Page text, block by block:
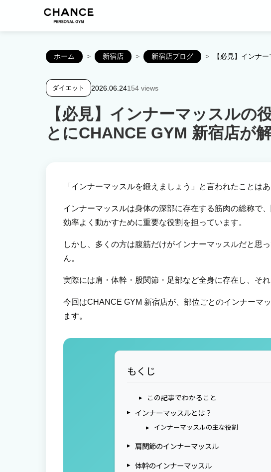
ホーム > 新宿店 > 新宿店ブログ > 【必見】インナ
ダイエット 2026.06.24154 views
【必見】インナーマッスルの
とにCHANCE GYM 新宿店が解
「インナーマッスルを鍛えましょう」と言われたことは
インナーマッスルは身体の深部に存在する筋肉の総称で
効率よく動かすために重要な役割を担っています。
しかし、多くの方は腹筋だけがインナーマッスルだと思
ん。
実際には肩・体幹・股関節・足部など全身に存在し、そ
今回はCHANCE GYM 新宿店が、部位ごとのインナーマ
ます。
もくじ
この記事でわかること
インナーマッスルとは？
インナーマッスルの主な役割
肩関節のインナーマッスル
体幹のインナーマッスル